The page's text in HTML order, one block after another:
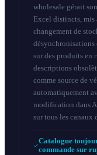
wholesale gérait
Excel distincts, mis
changement de
désynchronisations
sur des produits en
descriptions
comme source de
automatiquement
modification dans
sur tous les canaux
Catalogue
commande sur